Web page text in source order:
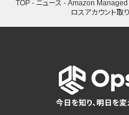
TOP- ニュース - Amazon Managed
ロスアカウント取
今日を知り、明日を